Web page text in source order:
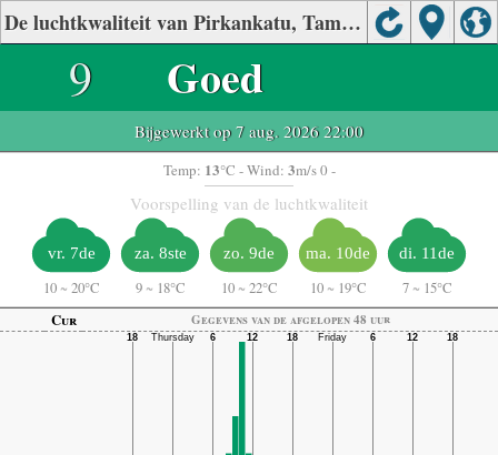
De luchtkwaliteit van Pirkankatu, Tampere
9 Goed
Bijgewerkt op 7 aug. 2026 22:00
Temp: 13°C - Wind: 3m/s 0 -
Voorspelling van de luchtkwaliteit
vr. 7de
10 ~ 20°C
za. 8ste
9 ~ 18°C
zo. 9de
10 ~ 22°C
ma. 10de
10 ~ 19°C
di. 11de
7 ~ 15°C
Cur
Gegevens van de afgelopen 48 uur